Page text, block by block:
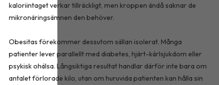
kaloriintaget verkar tillräckligt, men kroppen ändå saknar de
mikronäringsämnen den behöver.
Obesitas förekommer dessutom sällan isolerat. Många
patienter lever parallellt med diabetes, hjärt-kärlsjukdom eller
psykisk ohälsa. Långsiktiga resultat handlar därför inte bara om
antalet förlorade kilo, utan om huruvida patienten kan hålla sin